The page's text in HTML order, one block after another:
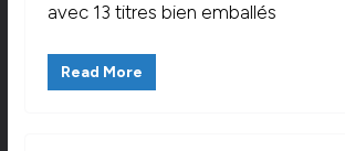
avec 13 titres bien emballés
Read More